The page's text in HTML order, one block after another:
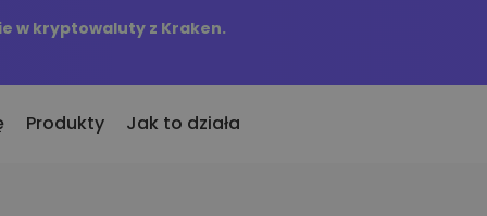
w kryptowaluty z Kraken.
Produkty Jak to działa